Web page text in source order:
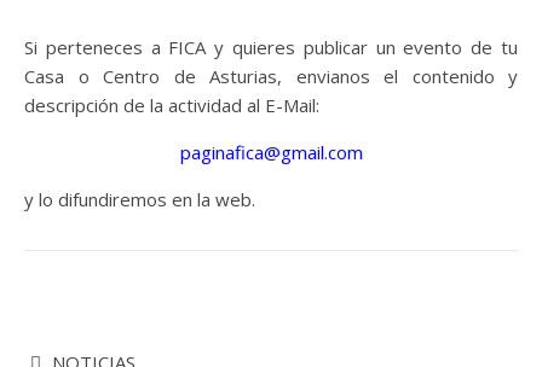
Si perteneces a FICA y quieres publicar un evento de tu
Casa o Centro de Asturias, envianos el contenido y
descripción de la actividad al E-Mail:
paginafica@gmail.com
y lo difundiremos en la web.
NOTICIAS